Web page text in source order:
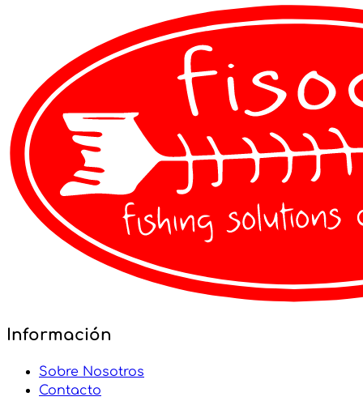
Información
Sobre Nosotros
Contacto